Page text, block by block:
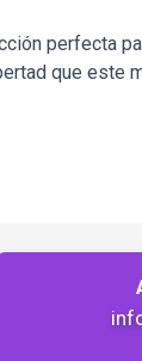
perfecta
que este